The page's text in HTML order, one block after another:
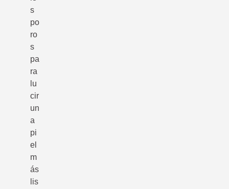
s
po
ro
s
pa
ra
lu
cir
un
a
pi
el
m
ás
lis